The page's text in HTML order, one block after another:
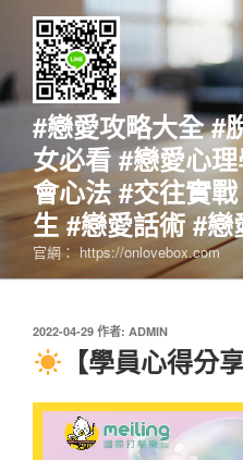
要
#戀愛攻略大全 #
女必看 #戀愛心
會心法 #交往實
生 #戀愛話術 #戀
官網： https://onlovebox.com
發
佈
於
2022-04-29 作者: ADMIN
【學員心得分享
視